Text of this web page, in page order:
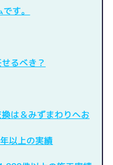
す。
るべき？
は＆みずまわりへお
以上の実績